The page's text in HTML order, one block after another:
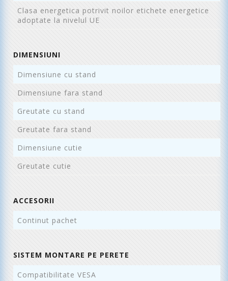
Clasa energetica potrivit noilor etichete energetice
adoptate la nivelul UE
DIMENSIUNI
Dimensiune cu stand
Dimensiune fara stand
Greutate cu stand
Greutate fara stand
Dimensiune cutie
Greutate cutie
ACCESORII
Continut pachet
SISTEM MONTARE PE PERETE
Compatibilitate VESA